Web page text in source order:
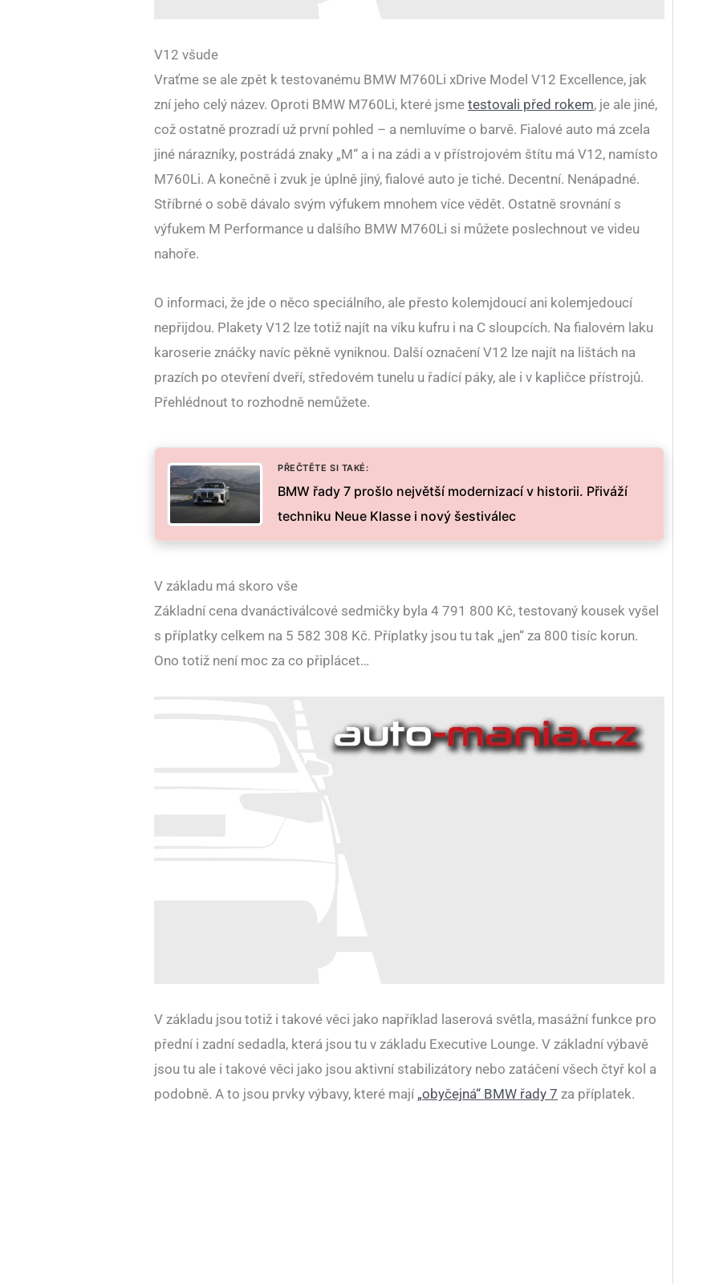
V12 všude
Vraťme se ale zpět k testovanému BMW M760Li xDrive Model V12 Excellence, jak
zní jeho celý název. Oproti BMW M760Li, které jsme testovali před rokem, je ale jiné,
což ostatně prozradí už první pohled – a nemluvíme o barvě. Fialové auto má zcela
jiné nárazníky, postrádá znaky „M“ a i na zádi a v přístrojovém štítu má V12, namísto
M760Li. A konečně i zvuk je úplně jiný, fialové auto je tiché. Decentní. Nenápadné.
Stříbrné o sobě dávalo svým výfukem mnohem více vědět. Ostatně srovnání s
výfukem M Performance u dalšího BMW M760Li si můžete poslechnout ve videu
nahoře.
O informaci, že jde o něco speciálního, ale přesto kolemjdoucí ani kolemjedoucí
nepřijdou. Plakety V12 lze totiž najít na víku kufru i na C sloupcích. Na fialovém laku
karoserie znáčky navíc pěkně vyniknou. Další označení V12 lze najít na lištách na
prazích po otevření dveří, středovém tunelu u řadící páky, ale i v kapličce přístrojů.
Přehlédnout to rozhodně nemůžete.
PŘEČTĚTE SI TAKÉ:
BMW řady 7 prošlo největší modernizací v historii. Přiváží
techniku Neue Klasse i nový šestiválec
V základu má skoro vše
Základní cena dvanáctiválcové sedmičky byla 4 791 800 Kč, testovaný kousek vyšel
s příplatky celkem na 5 582 308 Kč. Příplatky jsou tu tak „jen“ za 800 tisíc korun.
Ono totiž není moc za co připlácet…
V základu jsou totiž i takové věci jako například laserová světla, masážní funkce pro
přední i zadní sedadla, která jsou tu v základu Executive Lounge. V základní výbavě
jsou tu ale i takové věci jako jsou aktivní stabilizátory nebo zatáčení všech čtyř kol a
podobně. A to jsou prvky výbavy, které mají „obyčejná“ BMW řady 7 za příplatek.